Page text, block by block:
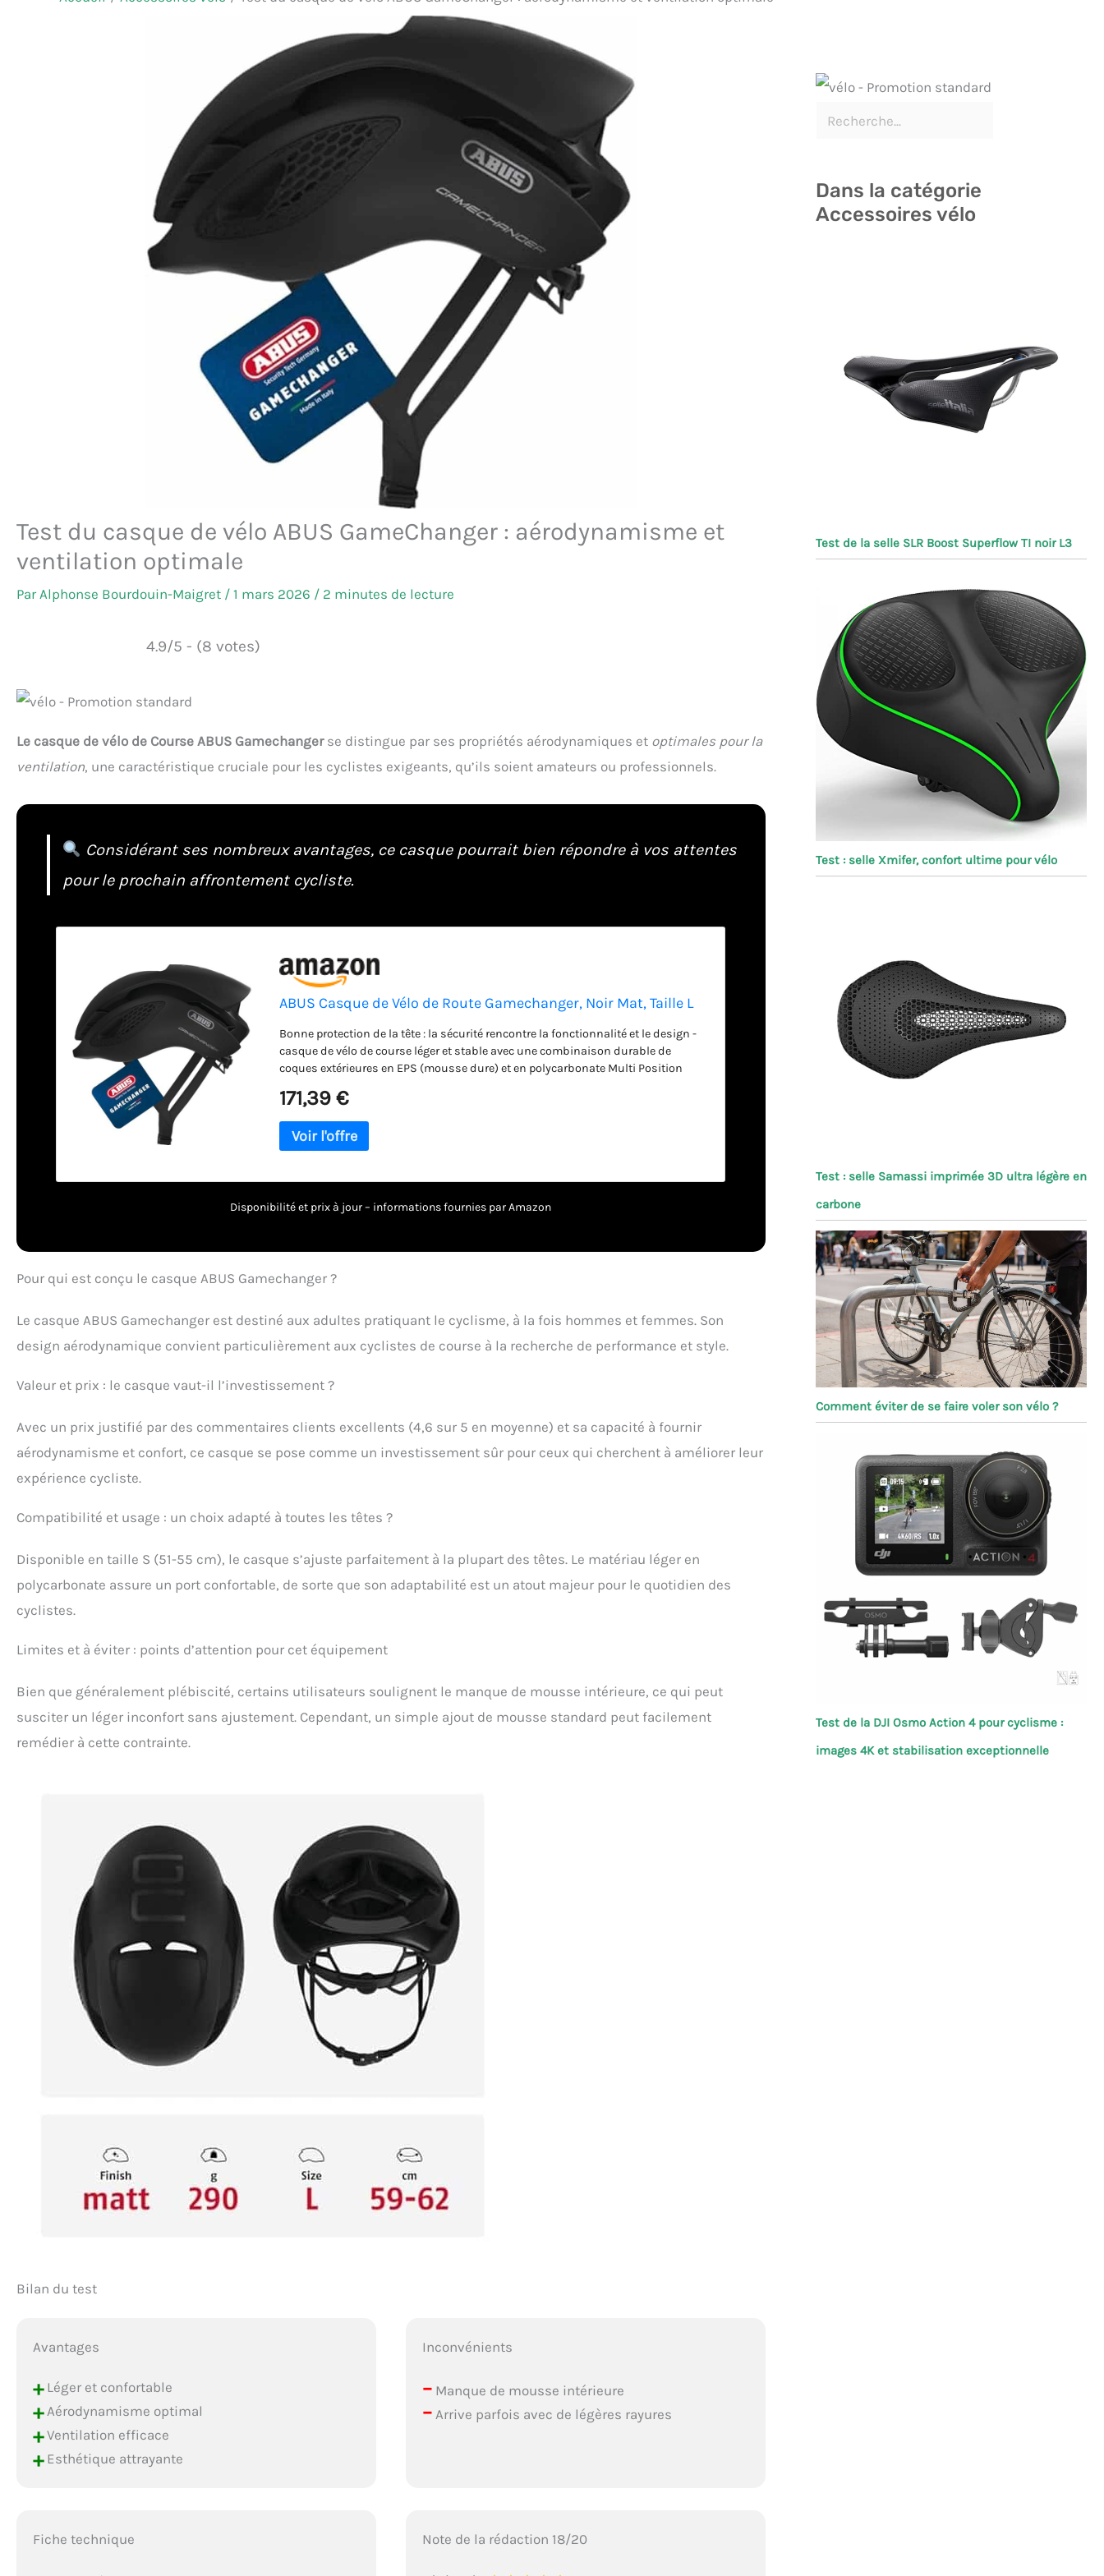
Test du casque de vélo ABUS GameChanger : aérodynamisme et
ventilation optimale
ParAlphonse Bourdouin-Maigret / 1 mars 2026 / 2 minutes de lecture
4.9/5 - (8 votes)
Le casque de vélo de Course ABUS Gamechangerse distingue par ses propriétés aérodynamiques et optimales pour la
ventilation, une caractéristique cruciale pour les cyclistes exigeants, qu’ils soient amateurs ou professionnels.
Considérant ses nombreux avantages, ce casque pourrait bien répondre à vos attentes
pour le prochain affrontement cycliste.
ABUS Casque de Vélo de Route Gamechanger, Noir Mat, Taille L
Bonne protection de la tête : la sécurité rencontre la fonctionnalité et le design -
casque de vélo de course léger et stable avec une combinaison durable de
coques extérieures en EPS (mousse dure) et en polycarbonate Multi Position
l'inclinaison de la tête - Forced Air Cooling Technology pour un climat agréable
sur la tête Adaptation individuelle : le système d'ajustement Zoom Ace avec
molette de réglage permet d'adapter le casque au tour de tête - le réglage en
hauteur permet de placer une tresse FlowStraps : sangles légères qui s'adaptent
centimètres correspond au tour de tête de l'utilisateur PROTECTION ALLIANZ du
l'assurance gratuite auprès d'Allianz avec le code d'activation dans le livret joint ;
171,39 €
Disponibilité et prix à jour – informations fournies par Amazon
Pour qui est conçu le casque ABUS Gamechanger ?
Le casque ABUS Gamechanger est destiné aux adultes pratiquant le cyclisme, à la fois hommes et femmes. Son
design aérodynamique convient particulièrement aux cyclistes de course à la recherche de performance et style.
Valeur et prix : le casque vaut-il l’investissement ?
Avec un prix justifié par des commentaires clients excellents (4,6 sur 5 en moyenne) et sa capacité à fournir
aérodynamisme et confort, ce casque se pose comme un investissement sûr pour ceux qui cherchent à améliorer leur
expérience cycliste.
Compatibilité et usage : un choix adapté à toutes les têtes ?
Disponible en taille S (51-55 cm), le casque s’ajuste parfaitement à la plupart des têtes. Le matériau léger en
polycarbonate assure un port confortable, de sorte que son adaptabilité est un atout majeur pour le quotidien des
cyclistes.
Limites et à éviter : points d’attention pour cet équipement
Bien que généralement plébiscité, certains utilisateurs soulignent le manque de mousse intérieure, ce qui peut
susciter un léger inconfort sans ajustement. Cependant, un simple ajout de mousse standard peut facilement
remédier à cette contrainte.
Bilan du test
Avantages
+Léger et confortable
+Aérodynamisme optimal
+Ventilation efficace
+Esthétique attrayante
Inconvénients
– Manque de mousse intérieure
– Arrive parfois avec de légères rayures
Fiche technique Note de la rédaction 18/20
Dans la catégorie
Accessoires vélo
Test de la selle SLR Boost Superflow TI noir L3
Test : selle Xmifer, confort ultime pour vélo
Test : selle Samassi imprimée 3D ultra légère en
carbone
Comment éviter de se faire voler son vélo ?
Test de la DJI Osmo Action 4 pour cyclisme :
images 4K et stabilisation exceptionnelle